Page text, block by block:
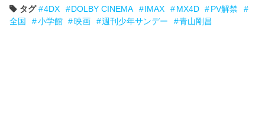
タグ 4DX DOLBY CINEMA IMAX MX4D
PV解禁
全国
小学館 映画 週刊少年サンデー 青山剛昌